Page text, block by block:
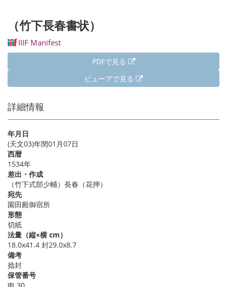
（竹下長春書状）
IIIF Manifest
PDFで見る
ビューアで見る
詳細情報
年月日
(天文03)年閏01月07日
西暦
1534年
差出・作成
（竹下式部少輔）長春（花押）
宛先
園田殿御宿所
形態
切紙
法量（縦×横 cm）
18.0x41.4 封29.0x8.7
備考
捻封
保管番号